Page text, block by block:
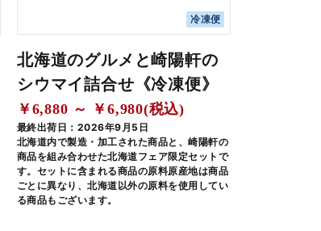
冷凍便
北海道のグルメと崎陽軒の
シウマイ詰合せ《冷凍便》
￥6,880 ～ ￥6,980(税込)
最終出荷日：2026年9月5日
北海道内で製造・加工された商品と、崎陽軒の
商品を組み合わせた北海道フェア限定セットで
す。セットに含まれる商品の原料原産地は商品
ごとに異なり、北海道以外の原料を使用してい
る商品もございます。